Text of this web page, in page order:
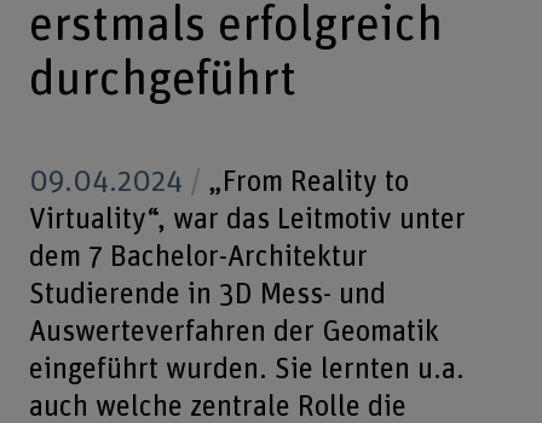
erstmals erfolgreich
durchgeführt
09.04.2024
„From Reality to
Virtuality“, war das Leitmotiv unter
dem 7 Bachelor-Architektur
Studierende in 3D Mess- und
Auswerteverfahren der Geomatik
eingeführt wurden. Sie lernten u.a.
auch welche zentrale Rolle die